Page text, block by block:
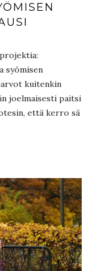
syömisen
kuitenkin
joelmaisesti paitsi
että kerro sä